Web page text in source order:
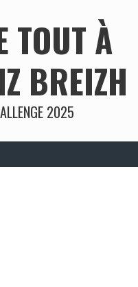
TOUT À
BREIZH
2025